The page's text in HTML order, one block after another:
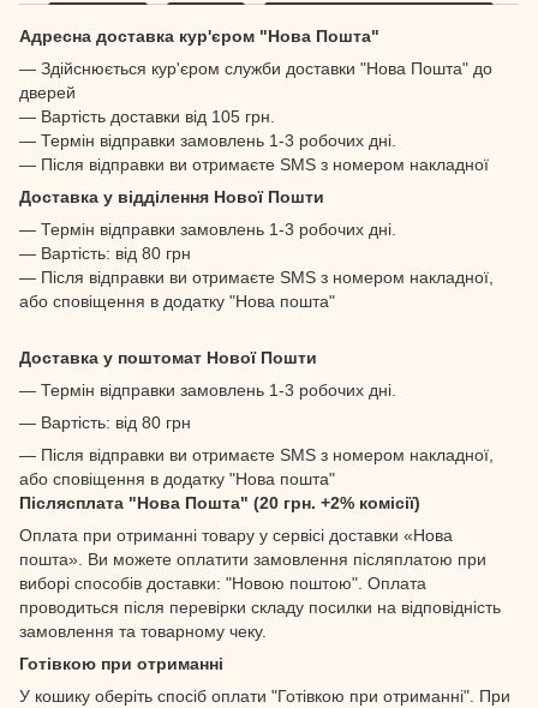
Адресна доставка кур'єром "Нова Пошта"
— Здійснюється кур'єром служби доставки "Нова Пошта" до
дверей
— Вартість доставки від 105 грн.
— Термін відправки замовлень 1-3 робочих дні.
— Після відправки ви отримаєте SMS з номером накладної
Доставка у відділення Нової Пошти
— Термін відправки замовлень 1-3 робочих дні.
— Вартість: від 80 грн
— Після відправки ви отримаєте SMS з номером накладної,
або сповіщення в додатку "Нова пошта"
Доставка у поштомат Нової Пошти
— Термін відправки замовлень 1-3 робочих дні.
— Вартість: від 80 грн
— Після відправки ви отримаєте SMS з номером накладної,
або сповіщення в додатку "Нова пошта"
Післясплата "Нова Пошта" (20 грн. +2% комісії)
Оплата при отриманні товару у сервісі доставки «Нова
пошта». Ви можете оплатити замовлення післяплатою при
виборі способів доставки: "Новою поштою". Оплата
проводиться після перевірки складу посилки на відповідність
замовлення та товарному чеку.
Готівкою при отриманні
У кошику оберіть спосіб оплати "Готівкою при отриманні". При